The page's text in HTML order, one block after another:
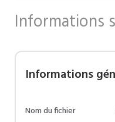
Informations
Informations
Nom du fichier